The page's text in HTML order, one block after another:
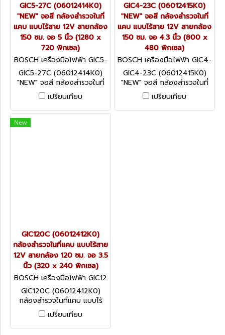
GIC5-27C (06012414K0)
"NEW" จอสี กล้องสำรวจในที่
แคบ แบบไร้สาย 12V สายกล้อง
150 ซม. จอ 5 นิ้ว (1280 x
720 พิกเซล)
BOSCH เครื่องมือไฟฟ้า GIC5-
27C (06012414K0)
GIC5-27C (06012414K0)
"NEW" จอสี กล้องสำรวจในที่
แคบ แบบไร้สาย 12V สายกล้อง
150 ซม. จอ 5 นิ้ว (1280 x
720 พิกเซล)
เปรียบเทียบ
GIC4-23C (06012415K0)
"NEW" จอสี กล้องสำรวจในที่
แคบ แบบไร้สาย 12V สายกล้อง
150 ซม. จอ 4.3 นิ้ว (800 x
480 พิกเซล)
BOSCH เครื่องมือไฟฟ้า GIC4-
23C (06012415K0)
GIC4-23C (06012415K0)
"NEW" จอสี กล้องสำรวจในที่
แคบ แบบไร้สาย 12V สายกล้อง
150 ซม. จอ 4.3 นิ้ว (800 x
480 พิกเซล)
เปรียบเทียบ
New
GIC120C (06012412K0)
กล้องสำรวจในที่แคบ แบบไร้สาย
12V สายกล้อง 120 ซม. จอ 3.5
นิ้ว (320 x 240 พิกเซล)
BOSCH เครื่องมือไฟฟ้า GIC12
0C (06012412K0)
GIC120C (06012412K0)
กล้องสำรวจในที่แคบ แบบไร้
สาย 12V สายกล้อง 120 ซม.
จอ 3.5 นิ้ว (320 x 240
พิกเซล)
เปรียบเทียบ